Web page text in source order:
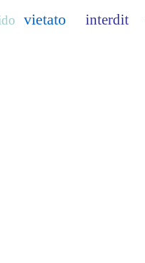
vietato interdit